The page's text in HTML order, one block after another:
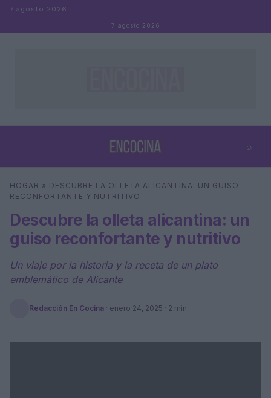
Saltar al contenido
7 agosto 2026
7 agosto 2026
⌕
Buscar ⌕
HOGAR » DESCUBRE LA OLLETA ALICANTINA: UN GUISO
RECONFORTANTE Y NUTRITIVO
Descubre la olleta alicantina: un
guiso reconfortante y nutritivo
Un viaje por la historia y la receta de un plato
emblemático de Alicante
Redacción En Cocina · enero 24, 2025 · 2 min